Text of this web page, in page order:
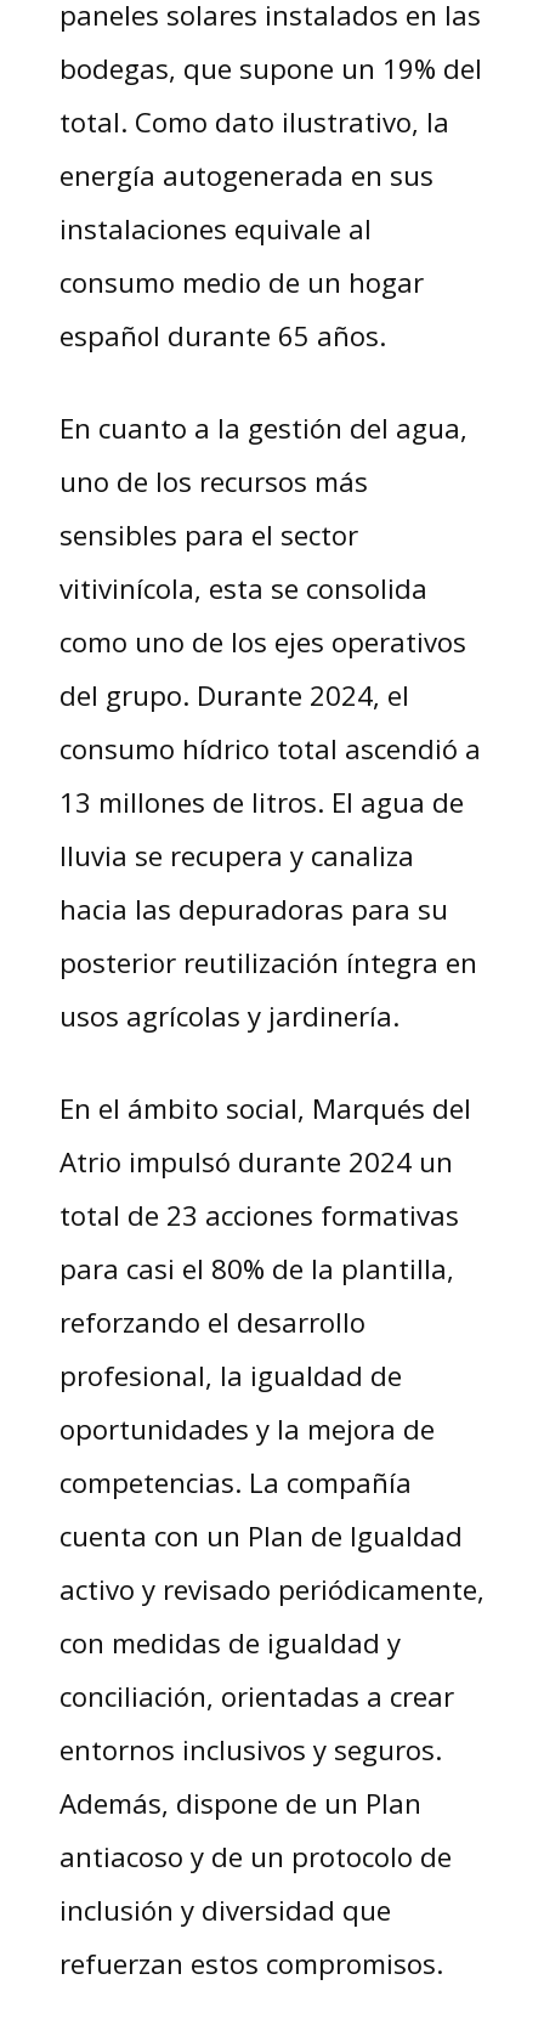
paneles solares instalados en las
bodegas, que supone un 19% del
total. Como dato ilustrativo, la
energía autogenerada en sus
instalaciones equivale al
consumo medio de un hogar
español durante 65 años.
En cuanto a la gestión del agua,
uno de los recursos más
sensibles para el sector
vitivinícola, esta se consolida
como uno de los ejes operativos
del grupo. Durante 2024, el
consumo hídrico total ascendió a
13 millones de litros. El agua de
lluvia se recupera y canaliza
hacia las depuradoras para su
posterior reutilización íntegra en
usos agrícolas y jardinería.
En el ámbito social, Marqués del
Atrio impulsó durante 2024 un
total de 23 acciones formativas
para casi el 80% de la plantilla,
reforzando el desarrollo
profesional, la igualdad de
oportunidades y la mejora de
competencias. La compañía
cuenta con un Plan de Igualdad
activo y revisado periódicamente,
con medidas de igualdad y
conciliación, orientadas a crear
entornos inclusivos y seguros.
Además, dispone de un Plan
antiacoso y de un protocolo de
inclusión y diversidad que
refuerzan estos compromisos.